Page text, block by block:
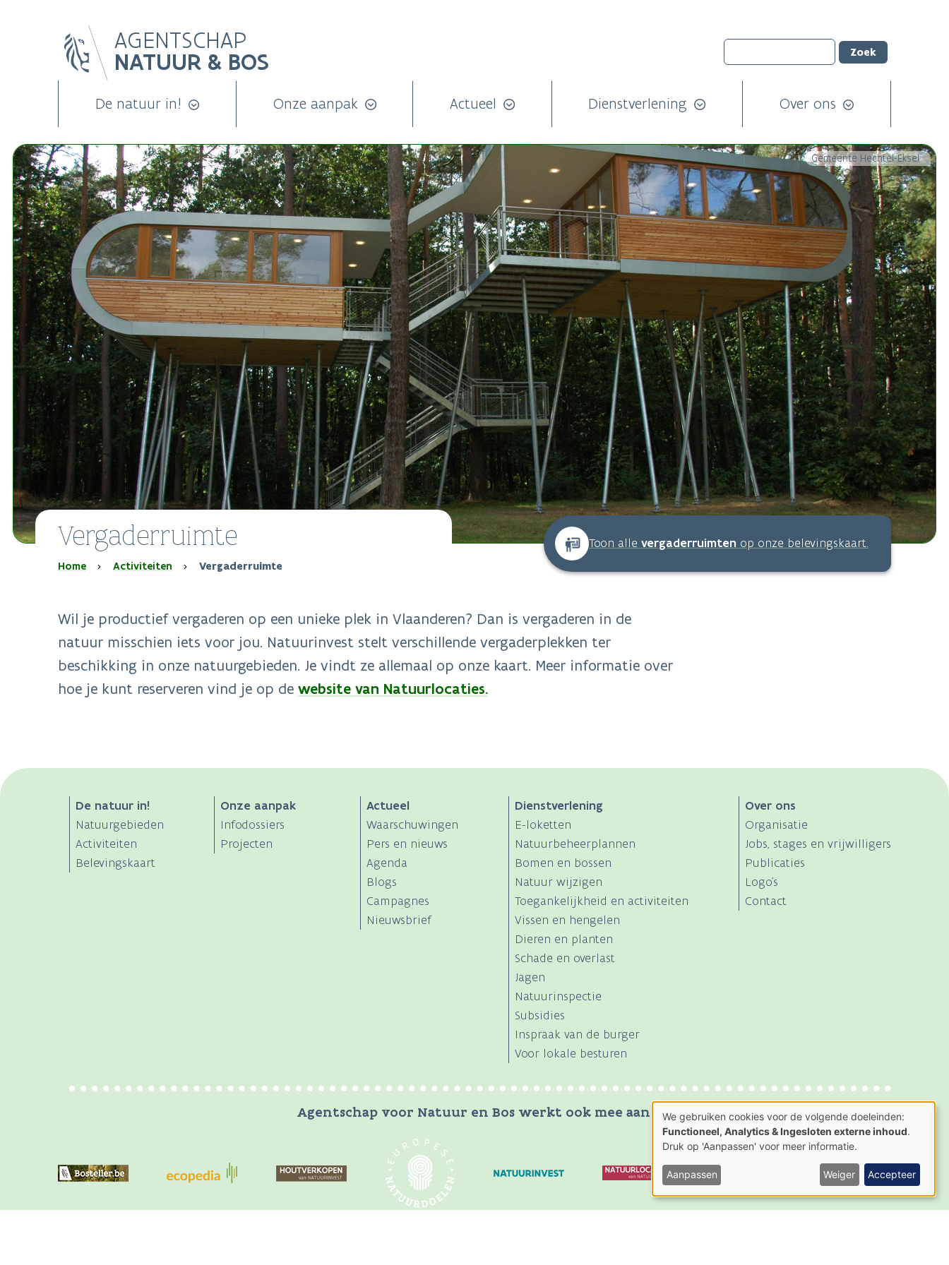
AGENTSCHAP
NATUUR & BOS
De natuur in! Onze aanpak Actueel Dienstverlening Over ons
Gemeente Hechtel-Eksel
Vergaderruimte
Kruimelpad
Home Activiteiten Vergaderruimte
Toon alle vergaderruimten op onze belevingskaart.
Wil je productief vergaderen op een unieke plek in Vlaanderen? Dan is vergaderen in de
natuur misschien iets voor jou. Natuurinvest stelt verschillende vergaderplekken ter
beschikking in onze natuurgebieden. Je vindt ze allemaal op onze kaart. Meer informatie over
hoe je kunt reserveren vind je op de website van Natuurlocaties.
ANB
Main
navigation
De natuur in!
Natuurgebieden
Activiteiten
Belevingskaart
Onze aanpak
Infodossiers
Projecten
Actueel
Waarschuwingen
Pers en nieuws
Agenda
Blogs
Campagnes
Nieuwsbrief
Dienstverlening
E-loketten
Natuurbeheerplannen
Bomen en bossen
Natuur wijzigen
Toegankelijkheid en activiteiten
Vissen en hengelen
Dieren en planten
Schade en overlast
Jagen
Natuurinspectie
Subsidies
Inspraak van de burger
Voor lokale besturen
Over ons
Organisatie
Jobs, stages en vrijwilligers
Publicaties
Logo's
Contact
Agentschap voor Natuur en Bos werkt ook mee aan:
Gebruik
van
persoonsgegevens
cookies
We gebruiken cookies voor de volgende doeleinden:
Functioneel, Analytics & Ingesloten externe inhoud.
Druk op 'Aanpassen' voor meer informatie.
Aanpassen Weiger Accepteer